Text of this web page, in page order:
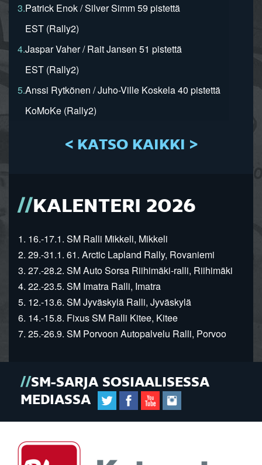
3.Patrick Enok / Silver Simm 59 pistettä
EST (Rally2)
4.Jaspar Vaher / Rait Jansen 51 pistettä
EST (Rally2)
5.Anssi Rytkönen / Juho-Ville Koskela 40 pistettä
KoMoKe (Rally2)
< KATSO KAIKKI >
KALENTERI 2026
1. 16.-17.1. SM Ralli Mikkeli, Mikkeli
2. 29.-31.1. 61. Arctic Lapland Rally, Rovaniemi
3. 27.-28.2. SM Auto Sorsa Riihimäki-ralli, Riihimäki
4. 22.-23.5. SM Imatra Ralli, Imatra
5. 12.-13.6. SM Jyväskylä Ralli, Jyväskylä
6. 14.-15.8. Fixus SM Ralli Kitee, Kitee
7. 25.-26.9. SM Porvoon Autopalvelu Ralli, Porvoo
SM-SARJA SOSIAALISESSA
MEDIASSA